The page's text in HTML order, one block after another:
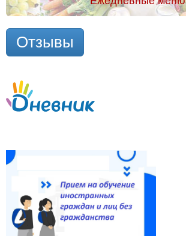
Отзывы